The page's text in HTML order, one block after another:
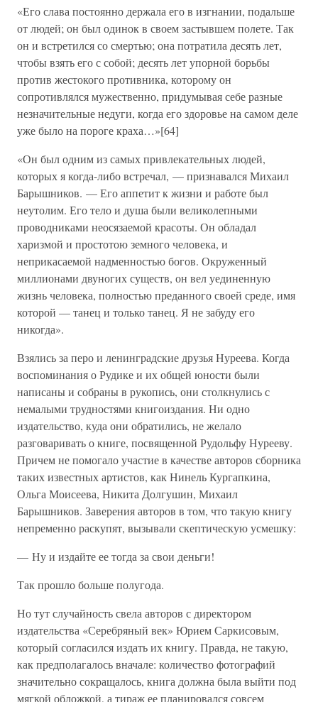
«Его слава постоянно держала его в изгнании, подальше
от людей; он был одинок в своем застывшем полете. Так
он и встретился со смертью; она потратила десять лет,
чтобы взять его с собой; десять лет упорной борьбы
против жестокого противника, которому он
сопротивлялся мужественно, придумывая себе разные
незначительные недуги, когда его здоровье на самом деле
уже было на пороге краха…»[64]
«Он был одним из самых привлекательных людей,
которых я когда-либо встречал, — признавался Михаил
Барышников. — Его аппетит к жизни и работе был
неутолим. Его тело и душа были великолепными
проводниками неосязаемой красоты. Он обладал
харизмой и простотою земного человека, и
неприкасаемой надменностью богов. Окруженный
миллионами двуногих существ, он вел уединенную
жизнь человека, полностью преданного своей среде, имя
которой — танец и только танец. Я не забуду его
никогда».
Взялись за перо и ленинградские друзья Нуреева. Когда
воспоминания о Рудике и их общей юности были
написаны и собраны в рукопись, они столкнулись с
немалыми трудностями книгоиздания. Ни одно
издательство, куда они обратились, не желало
разговаривать о книге, посвященной Рудольфу Нурееву.
Причем не помогало участие в качестве авторов сборника
таких известных артистов, как Нинель Кургапкина,
Ольга Моисеева, Никита Долгушин, Михаил
Барышников. Заверения авторов в том, что такую книгу
непременно раскупят, вызывали скептическую усмешку:
— Ну и издайте ее тогда за свои деньги!
Так прошло больше полугода.
Но тут случайность свела авторов с директором
издательства «Серебряный век» Юрием Саркисовым,
который согласился издать их книгу. Правда, не такую,
как предполагалось вначале: количество фотографий
значительно сокращалось, книга должна была выйти под
мягкой обложкой, а тираж ее планировался совсем